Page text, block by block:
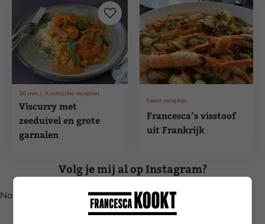
Viscurry met
zeeduivel en grote
garnalen
30 min Aziatische recepten
Francesca’s visstoof
uit Frankrijk
Feest recepten
Volg je mij al op Instagram?
No posts found.